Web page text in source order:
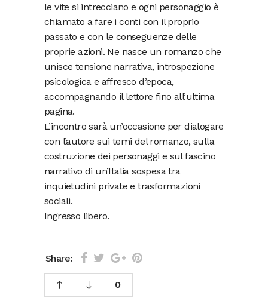
le vite si intrecciano e ogni personaggio è
chiamato a fare i conti con il proprio
passato e con le conseguenze delle
proprie azioni. Ne nasce un romanzo che
unisce tensione narrativa, introspezione
psicologica e affresco d’epoca,
accompagnando il lettore fino all’ultima
pagina.
L’incontro sarà un’occasione per dialogare
con l’autore sui temi del romanzo, sulla
costruzione dei personaggi e sul fascino
narrativo di un’Italia sospesa tra
inquietudini private e trasformazioni
sociali.
Ingresso libero.
Share:
0